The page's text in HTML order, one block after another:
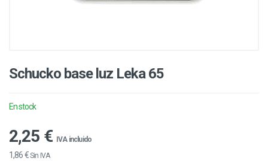
Schucko base luz Leka 65
En stock
2,25 € IVA incluido
1,86 €Sin IVA